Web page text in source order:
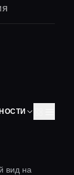
вид на